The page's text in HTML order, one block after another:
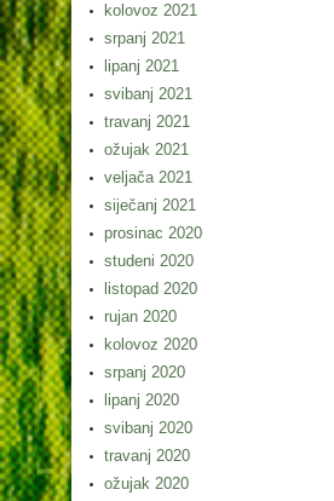
kolovoz 2021
srpanj 2021
lipanj 2021
svibanj 2021
travanj 2021
ožujak 2021
veljača 2021
siječanj 2021
prosinac 2020
studeni 2020
listopad 2020
rujan 2020
kolovoz 2020
srpanj 2020
lipanj 2020
svibanj 2020
travanj 2020
ožujak 2020